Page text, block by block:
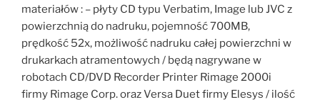
materiałów : – płyty CD typu Verbatim, Image lub JVC z
powierzchnią do nadruku, pojemność 700MB,
prędkość 52x, możliwość nadruku całej powierzchni w
drukarkach atramentowych / będą nagrywane w
robotach CD/DVD Recorder Printer Rimage 2000i
firmy Rimage Corp. oraz Versa Duet firmy Elesys / ilość